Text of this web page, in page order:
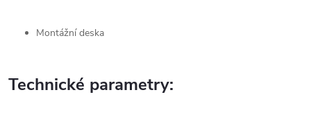
Montážní deska
Technické parametry: